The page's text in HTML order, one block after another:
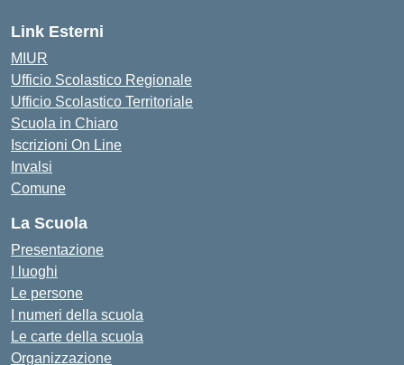
Link Esterni
MIUR
Ufficio Scolastico Regionale
Ufficio Scolastico Territoriale
Scuola in Chiaro
Iscrizioni On Line
Invalsi
Comune
La Scuola
Presentazione
I luoghi
Le persone
I numeri della scuola
Le carte della scuola
Organizzazione